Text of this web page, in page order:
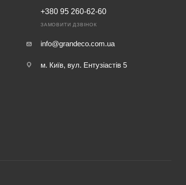
+380 95 260-62-60
ЗАМОВИТИ ДЗВІНОК
info@grandeco.com.ua
м. Київ, вул. Ентузіастів 5